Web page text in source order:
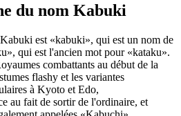
du nom Kabuki
est «kabuki», qui est un nom de
qui est l'ancien mot pour «kataku».
combattants au début de la
flashy et les variantes
à Kyoto et Edo,
au fait de sortir de l'ordinaire, et